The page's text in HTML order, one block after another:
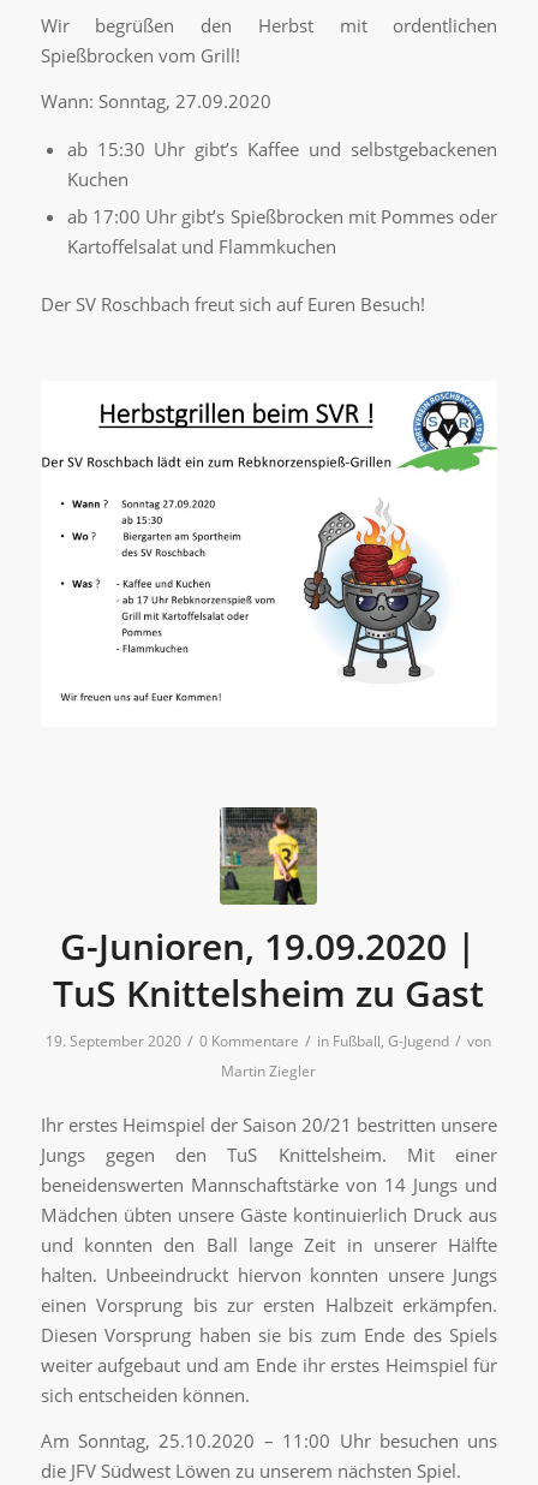
Wir begrüßen den Herbst mit ordentlichen
Spießbrocken vom Grill!
Wann: Sonntag, 27.09.2020
ab 15:30 Uhr gibt’s Kaffee und selbstgebackenen
Kuchen
ab 17:00 Uhr gibt’s Spießbrocken mit Pommes oder
Kartoffelsalat und Flammkuchen
Der SV Roschbach freut sich auf Euren Besuch!
G-Junioren, 19.09.2020 |
TuS Knittelsheim zu Gast
19. September 2020 / 0 Kommentare / in Fußball,G-Jugend / von
Martin Ziegler
Ihr erstes Heimspiel der Saison 20/21 bestritten unsere
Jungs gegen den TuS Knittelsheim. Mit einer
beneidenswerten Mannschaftstärke von 14 Jungs und
Mädchen übten unsere Gäste kontinuierlich Druck aus
und konnten den Ball lange Zeit in unserer Hälfte
halten. Unbeeindruckt hiervon konnten unsere Jungs
einen Vorsprung bis zur ersten Halbzeit erkämpfen.
Diesen Vorsprung haben sie bis zum Ende des Spiels
weiter aufgebaut und am Ende ihr erstes Heimspiel für
sich entscheiden können.
Am Sonntag, 25.10.2020 – 11:00 Uhr besuchen uns
die JFV Südwest Löwen zu unserem nächsten Spiel.